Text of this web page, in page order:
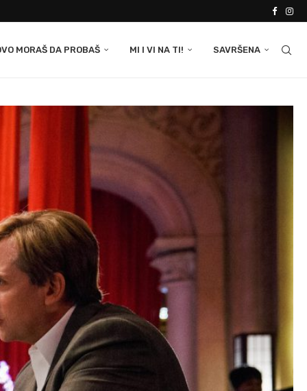
MORAŠ DA PROBAŠ MI I VI NA TI! SAVRŠENA